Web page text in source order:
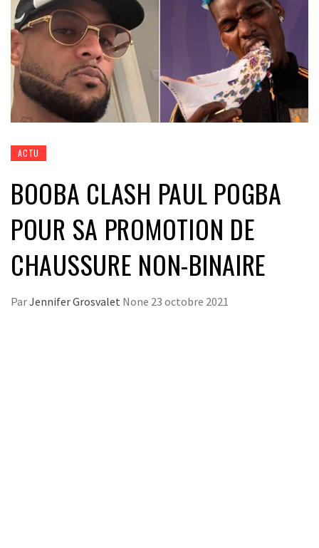
ACTU
BOOBA CLASH PAUL POGBA
POUR SA PROMOTION DE
CHAUSSURE NON-BINAIRE
ParJennifer Grosvalet None 23 octobre 2021